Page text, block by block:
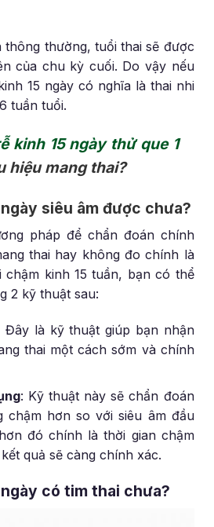
thường, tuổi thai sẽ được
của chu kỳ cuối. Do vậy nếu
15 ngày có nghĩa là thai nhi
tuần tuổi.
kinh 15 ngày thử que 1
hiệu mang thai?
siêu âm được chưa?
pháp để chẩn đoán chính
thai hay không đo chính là
chậm kinh 15 tuần, bạn có thể
2 kỹ thuật sau:
Đây là kỹ thuật giúp bạn nhận
thai một cách sớm và chính
: Kỹ thuật này sẽ chẩn đoán
chậm hơn so với siêu âm đầu
đó chính là thời gian chậm
quả sẽ càng chính xác.
ngày có tim thai chưa?